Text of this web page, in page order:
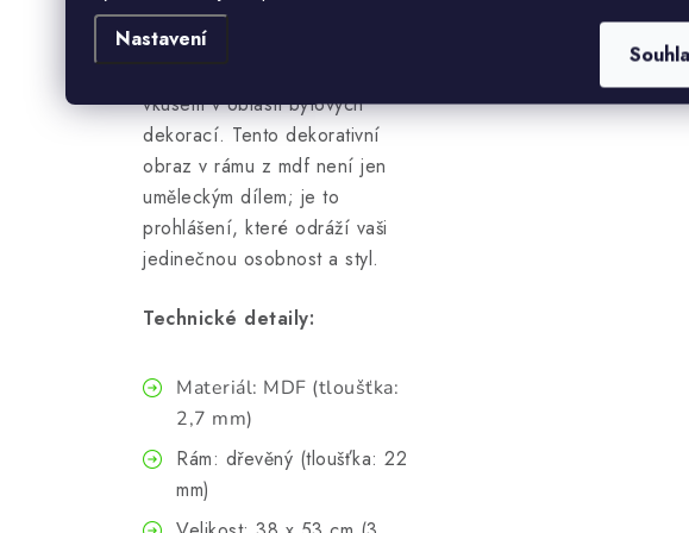
Nastavení
Udělejte dojem na své přátele
vkusem v oblasti bytových
dekorací. Tento dekorativní
obraz v rámu z mdf není jen
uměleckým dílem; je to
prohlášení, které odráží vaši
jedinečnou osobnost a styl.
Technické detaily:
Materiál: MDF (tloušťka:
2,7 mm)
Rám: dřevěný (tloušťka: 22
mm)